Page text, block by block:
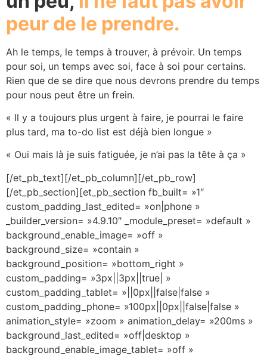
peur de le prendre.
Ah le temps, le temps à trouver, à prévoir. Un temps
pour soi, un temps avec soi, face à soi pour certains.
Rien que de se dire que nous devrons prendre du temps
pour nous peut être un frein.
« Il y a toujours plus urgent à faire, je pourrai le faire
plus tard, ma to-do list est déjà bien longue »
« Oui mais là je suis fatiguée, je n’ai pas la tête à ça »
[/et_pb_text][/et_pb_column][/et_pb_row]
[/et_pb_section][et_pb_section fb_built= »1″
custom_padding_last_edited= »on|phone »
_builder_version= »4.9.10″ _module_preset= »default »
background_enable_image= »off »
background_size= »contain »
background_position= »bottom_right »
custom_padding= »3px||3px||true| »
custom_padding_tablet= »||0px||false|false »
custom_padding_phone= »100px||0px||false|false »
animation_style= »zoom » animation_delay= »200ms »
background_last_edited= »off|desktop »
background_enable_image_tablet= »off »